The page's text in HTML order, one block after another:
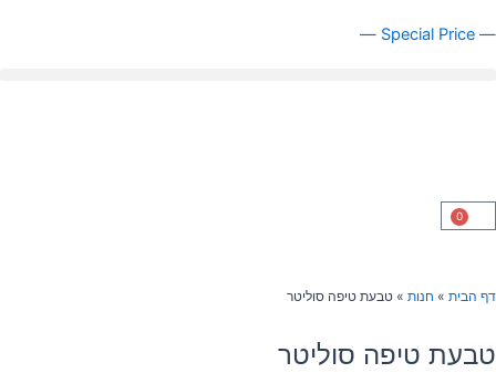
לתוכן
— Special Price —
0
עגלת
דף הבית » חנות » טבעת טיפה סוליטר
טבעת טיפה סוליטר